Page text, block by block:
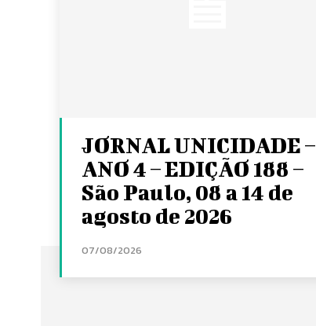
JORNAL UNICIDADE –
ANO 4 – EDIÇÃO 188 –
São Paulo, 08 a 14 de
agosto de 2026
07/08/2026